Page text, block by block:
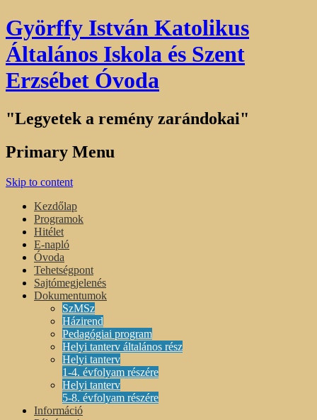
Györffy István Katolikus
Általános Iskola és Szent
Erzsébet Óvoda
"Legyetek a remény zarándokai"
Primary Menu
Skip to content
Kezdőlap
Programok
Hitélet
E-napló
Óvoda
Tehetségpont
Sajtómegjelenés
Dokumentumok
SzMSz
Házirend
Pedagógiai program
Helyi tanterv általános rész
Helyi tanterv
1-4. évfolyam részére
Helyi tanterv
5-8. évfolyam részére
Információ